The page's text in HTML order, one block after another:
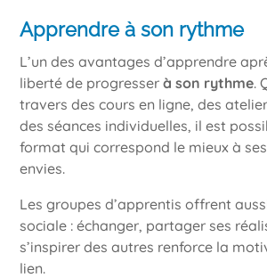
Apprendre à son rythme
L’un des avantages d’apprendre
liberté de progresserà son rythme.
travers des cours en ligne, des
des séances individuelles, il est
format qui correspond le mieux à
envies.
Les groupes d’apprentis offrent
sociale : échanger, partager ses
s’inspirer des autres renforce la
lien.